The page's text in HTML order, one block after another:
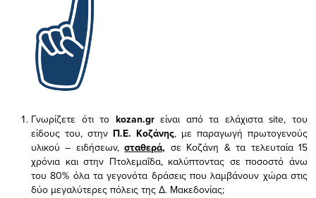
Γνωρίζετε ότι το kozan.gr είναι από τα ελάχισταsite, του
είδους του, στην Π.Ε. Κοζάνης, με παραγωγή πρωτογενούς
υλικού – ειδήσεων,σταθερά, σε Κοζάνη & τα τελευταία 15
χρόνια και στην Πτολεμαΐδα, καλύπτοντας σε ποσοστό άνω
του 80% όλα τα γεγονότα δράσεις που λαμβάνουν χώρα στις
δύο μεγαλύτερες πόλεις της Δ. Μακεδονίας;